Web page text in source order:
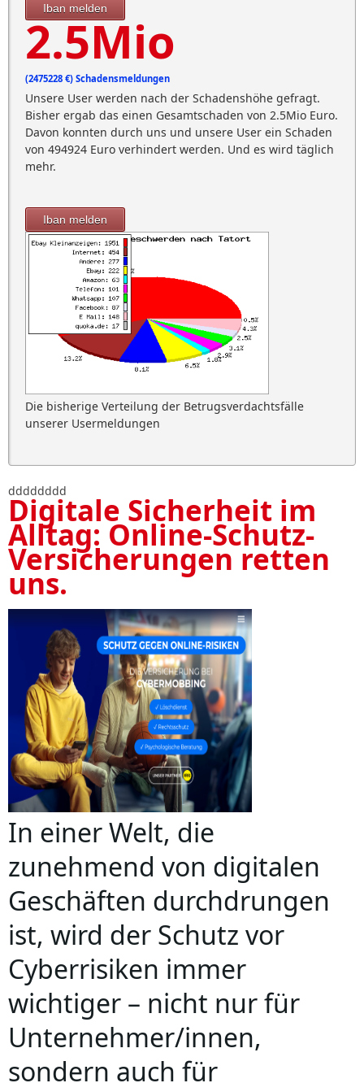
Iban melden
2.5Mio
(2475228 €) Schadensmeldungen
Unsere User werden nach der Schadenshöhe gefragt.
Bisher ergab das einen Gesamtschaden von 2.5Mio Euro.
Davon konnten durch uns und unsere User ein Schaden
von 494924 Euro verhindert werden. Und es wird täglich
mehr.
Iban melden
Die bisherige Verteilung der Betrugsverdachtsfälle
unserer Usermeldungen
dddddddd
Digitale Sicherheit im
Alltag: Online-Schutz-
Versicherungen retten
uns.
In einer Welt, die
zunehmend von digitalen
Geschäften durchdrungen
ist, wird der Schutz vor
Cyberrisiken immer
wichtiger – nicht nur für
Unternehmer/innen,
sondern auch für